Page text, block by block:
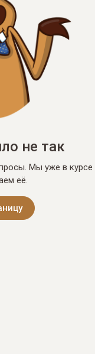
не так
Мы уже в курсе
её.